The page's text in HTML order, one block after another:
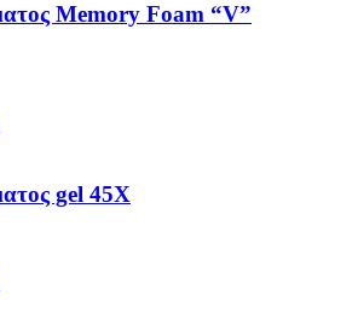
Memory Foam “V”
gel 45Χ